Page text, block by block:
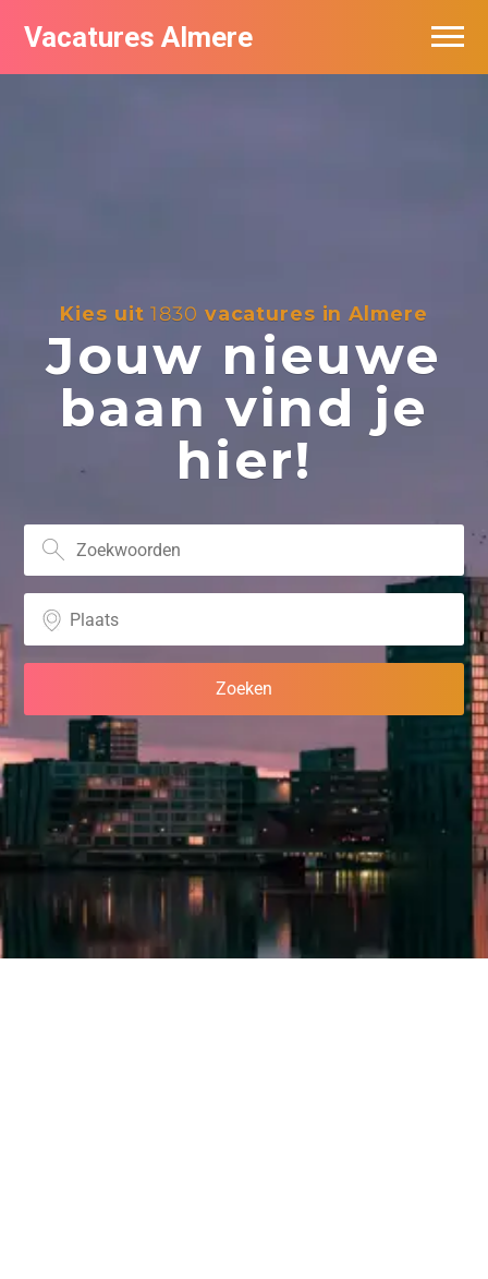
Vacatures Almere
Kies uit1830 vacatures in Almere
Jouw nieuwe
baan vind je
hier!
Vacatures per bedrijf